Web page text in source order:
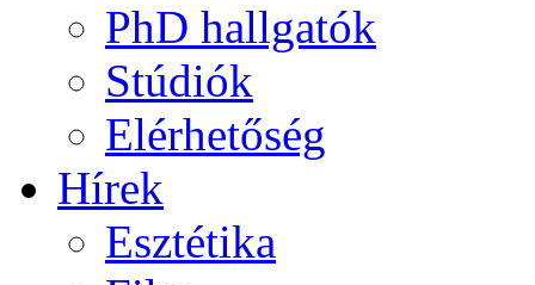
PhD hallgatók
Stúdiók
Elérhetőség
Hírek
Esztétika